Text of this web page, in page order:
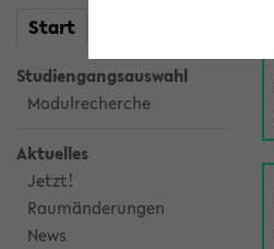
Start
Studiengangsauswahl
Modulrecherche
Aktuelles
Jetzt!
Raumänderungen
News